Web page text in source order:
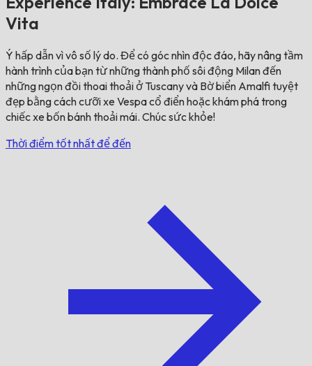
Vita
Ý hấp dẫn vì vô số lý do. Để có góc nhìn độc đáo, hãy nâng tầm
hành trình của bạn từ những thành phố sôi động Milan đến
những ngọn đồi thoai thoải ở Tuscany và Bờ biển Amalfi tuyệt
đẹp bằng cách cưỡi xe Vespa cổ điển hoặc khám phá trong
chiếc xe bốn bánh thoải mái. Chúc sức khỏe!
Thời điểm tốt nhất để đến